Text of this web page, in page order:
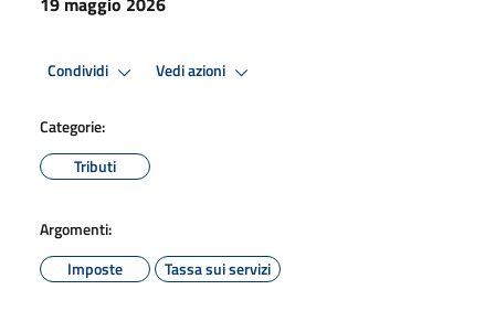
Condividi Vedi azioni
Categorie:
Tributi
Argomenti:
Imposte
Tassa sui servizi